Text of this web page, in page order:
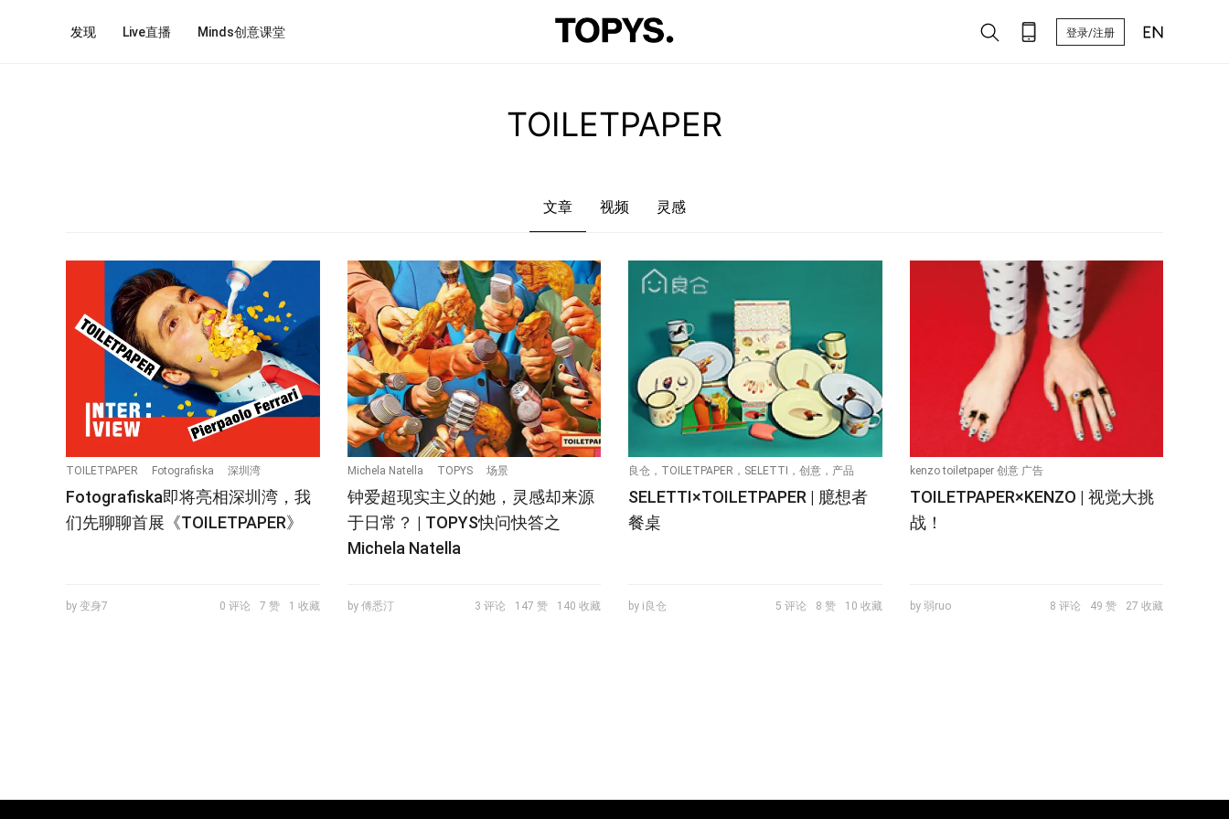
发现 Live直播 Minds创意课堂 登录/注册
文章 视频 灵感
TOILETPAPER Fotografiska 深圳湾
Fotografiska即将亮相深圳湾，我
们先聊聊首展《TOILETPAPER》
by 变身7 0 评论 7 赞 1 收藏
Michela Natella TOPYS 场景
钟爱超现实主义的她，灵感却来源
于日常？ | TOPYS快问快答之
Michela Natella
by 傅悉汀 3 评论 147 赞 140 收藏
良仓，TOILETPAPER，SELETTI，创意，产品
SELETTI×TOILETPAPER | 臆想者
餐桌
by i良仓 5 评论 8 赞 10 收藏
kenzo toiletpaper 创意 广告
TOILETPAPER×KENZO | 视觉大挑
战！
by 弱ruo 8 评论 49 赞 27 收藏